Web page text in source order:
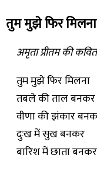
तुम मुझे फिर मिलना
अमृता प्रीतम की
तुम मुझे फिर मिलना
तबले की ताल बनकर
वीणा की झंकार
दुःख में सुख बनकर
बारिश में छाता बनकर